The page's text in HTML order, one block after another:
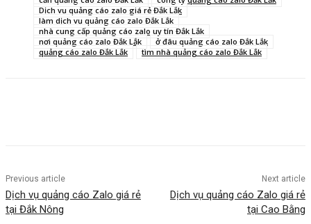
Dịch vụ quảng cáo zalo giá rẻ Đắk Lắk
làm dịch vụ quảng cáo zalo Đắk Lắk
nhà cung cấp quảng cáo zalo uy tín Đắk Lắk
nơi quảng cáo zalo Đắk Lắk
ở đâu quảng cáo zalo Đắk Lắk
quảng cáo zalo Đắk Lắk
tìm nhà quảng cáo zalo Đắk Lắk
Previous article
Dịch vụ quảng cáo Zalo giá rẻ
tại Đắk Nông
Next article
Dịch vụ quảng cáo Zalo giá rẻ
tại Cao Bằng